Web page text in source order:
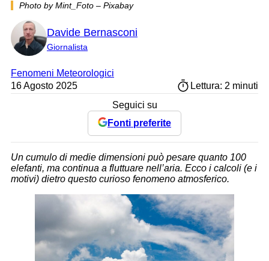
Photo by Mint_Foto – Pixabay
Davide Bernasconi
Giornalista
Fenomeni Meteorologici
16 Agosto 2025
Lettura: 2 minuti
Seguici su
Fonti preferite
Un cumulo di medie dimensioni può pesare quanto 100
elefanti, ma continua a fluttuare nell’aria. Ecco i calcoli (e i
motivi) dietro questo curioso fenomeno atmosferico.